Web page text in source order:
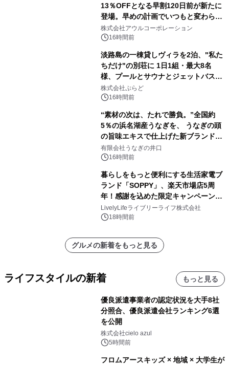
13％OFFとなる早割120日前が新たに
登場。早めの計画でいつもと変わらぬ
大人の冬旅を。ー夕日ヶ浦温泉「佳松
苑 別邸ふうか」ー
株式会社アウルコーポレーション
16時間前
淡路島の一棟貸しヴィラを2泊、"私た
ちだけ"の別荘に 1日1組・最大8名
様、プールとサウナとジェットバス付
きで Villa Mon Temps AWAJIの連泊
素泊りプラン
株式会社ぷらど
16時間前
“素材の次は、たれで勝負。”全国約
5％の浜名湖産うなぎを、 うなぎの頭
の旨味エキスで仕上げた新ブランド
「井口の誉」誕生
有限会社うなぎの井口
16時間前
暮らしをもっと便利にする生活家電ブ
ランド「SOPPY」、楽天市場店5周
年！感謝を込めた限定キャンペーンを
8月10日より開催
LivelyLifeライブリーライフ株式会社
18時間前
グルメの新着をもっと見る
ライフスタイルの新着 もっと見る
優良派遣事業者の認定状況を大手8社
分照合、優良派遣会社ランキング6選
を公開
株式会社cielo azul
5時間前
フロムアースキッズ × 地域 × 大学生が